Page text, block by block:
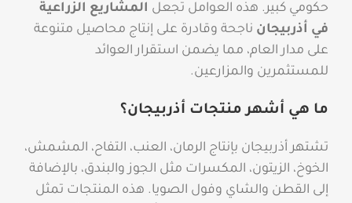
حكومي كبير. هذه العوامل تجعل المشاريع الزراعية
في أذربيجان ناجحة وقادرة على إنتاج محاصيل متنوعة
على مدار العام، مما يضمن استقرار العوائد
للمستثمرين والمزارعين.
ما هي أشهر منتجات أذربيجان؟
تشتهر أذربيجان بإنتاج الرمان، العنب، التفاح، المشمش،
الخوخ، الزيتون، المكسرات مثل الجوز والبندق، بالإضافة
إلى القطن والشاي وفول الصويا. هذه المنتجات تمثل